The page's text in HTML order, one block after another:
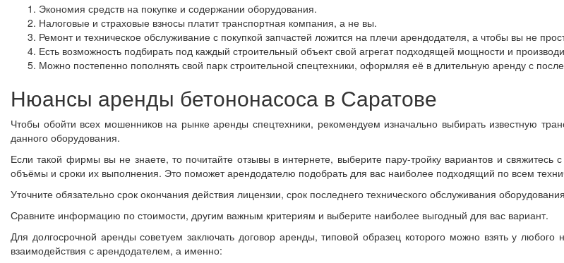
Экономия средств на покупке и содержании оборудования.
Налоговые и страховые взносы платит транспортная компания, а не вы.
Ремонт и техническое обслуживание с покупкой запчастей ложится на плечи арендодателя, а чтобы вы не
Есть возможность подбирать под каждый строительный объект свой агрегат подходящей мощности и
Можно постепенно пополнять свой парк строительной спецтехники, оформляя её в длительную аренду с
Нюансы аренды бетононасоса в Саратове
Чтобы обойти всех мошенников на рынке аренды спецтехники, рекомендуем изначально выбирать известную
данного оборудования.
Если такой фирмы вы не знаете, то почитайте отзывы в интернете, выберите пару-тройку вариантов и
объёмы и сроки их выполнения. Это поможет арендодателю подобрать для вас наиболее подходящий по всем
Уточните обязательно срок окончания действия лицензии, срок последнего технического обслуживания
Сравните информацию по стоимости, другим важным критериям и выберите наиболее выгодный для вас вариант.
Для долгосрочной аренды советуем заключать договор аренды, типовой образец которого можно взять у
взаимодействия с арендодателем, а именно: